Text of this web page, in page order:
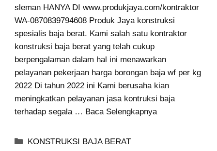
sleman HANYA DI www.produkjaya.com/kontraktor
WA-0870839794608 Produk Jaya konstruksi
spesialis baja berat. Kami salah satu kontraktor
konstruksi baja berat yang telah cukup
berpengalaman dalam hal ini menawarkan
pelayanan pekerjaan harga borongan baja wf per kg
2022 Di tahun 2022 ini Kami berusaha kian
meningkatkan pelayanan jasa kontruksi baja
terhadap segala … Baca Selengkapnya
Kategori
KONSTRUKSI BAJA BERAT